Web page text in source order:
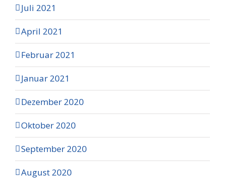
Juli 2021
April 2021
Februar 2021
Januar 2021
Dezember 2020
Oktober 2020
September 2020
August 2020